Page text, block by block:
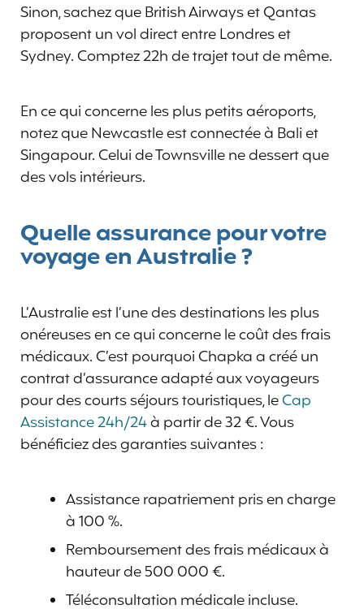
Sinon, sachez que British Airways et Qantas
proposent un vol direct entre Londres et
Sydney. Comptez 22h de trajet tout de même.
En ce qui concerne les plus petits aéroports,
notez que Newcastle est connectée à Bali et
Singapour. Celui de Townsville ne dessert que
des vols intérieurs.
Quelle assurance pour votre
voyage en Australie ?
L’Australie est l’une des destinations les plus
onéreuses en ce qui concerne le coût des frais
médicaux. C’est pourquoi Chapka a créé un
contrat d’assurance adapté aux voyageurs
pour des courts séjours touristiques, leCap
Assistance 24h/24à partir de 32 €. Vous
bénéficiez des garanties suivantes :
Assistance rapatriement pris en charge
à 100 %.
Remboursement des frais médicaux à
hauteur de 500 000 €.
Téléconsultation médicale incluse.